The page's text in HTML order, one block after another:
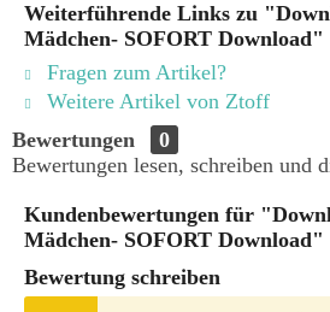
Weiterführende Links zu
Mädchen- SOFORT Download"
Fragen zum Artikel?
Weitere Artikel von Ztoff
Bewertungen
0
Bewertungen lesen, schreiben und
Kundenbewertungen für
Mädchen- SOFORT Download"
Bewertung schreiben